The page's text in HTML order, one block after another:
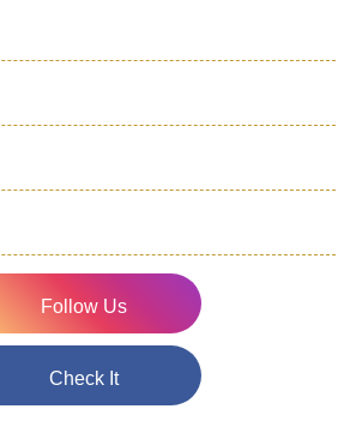
Follow Us
Check It